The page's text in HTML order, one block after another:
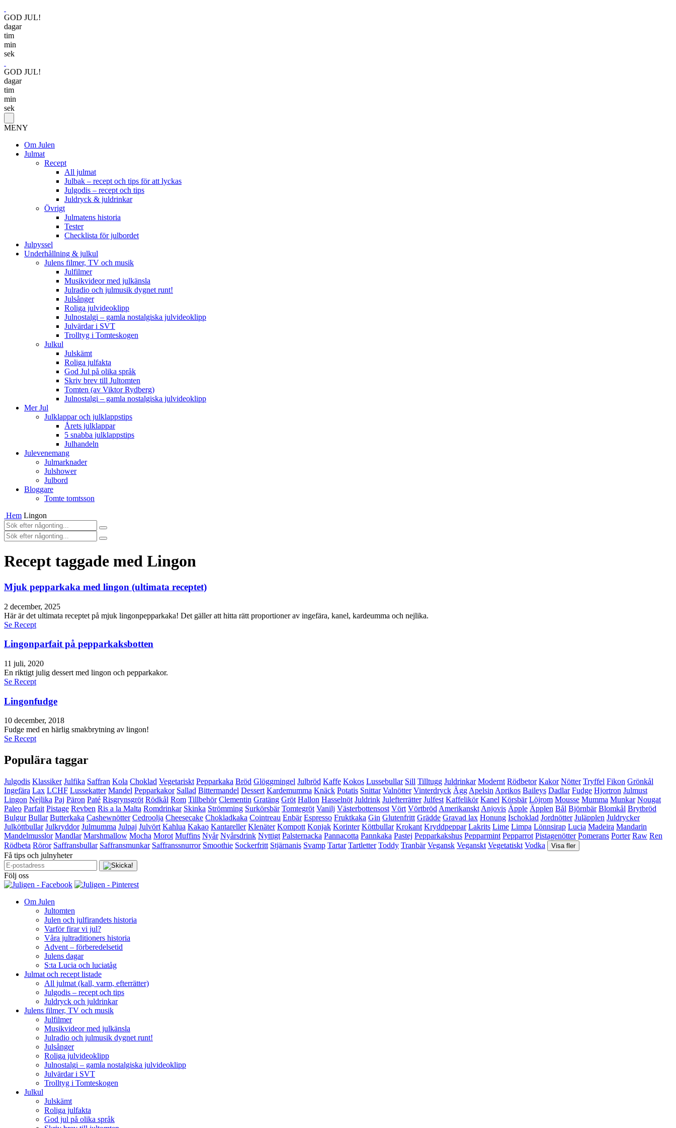
GOD JUL!
dagar
tim
min
sek
GOD JUL!
dagar
tim
min
sek
MENY
Om Julen
Julmat
Recept
All julmat
Julbak – recept och tips för att lyckas
Julgodis – recept och tips
Juldryck & juldrinkar
Övrigt
Julmatens historia
Tester
Checklista för julbordet
Julpyssel
Underhållning & julkul
Julens filmer, TV och musik
Julfilmer
Musikvideor med julkänsla
Julradio och julmusik dygnet runt!
Julsånger
Roliga julvideoklipp
Julnostalgi – gamla nostalgiska julvideoklipp
Julvärdar i SVT
Trolltyg i Tomteskogen
Julkul
Julskämt
Roliga julfakta
God Jul på olika språk
Skriv brev till Jultomten
Tomten (av Viktor Rydberg)
Julnostalgi – gamla nostalgiska julvideoklipp
Mer Jul
Julklappar och julklappstips
Årets julklappar
5 snabba julklappstips
Julhandeln
Julevenemang
Julmarknader
Julshower
Julbord
Bloggare
Tomte tomtsson
Hem Lingon
Recept taggade med Lingon
Mjuk pepparkaka med lingon (ultimata receptet)
2 december, 2025
Här är det ultimata receptet på mjuk lingonpepparkaka! Det gäller att hitta rätt proportioner av ingefära, kanel, kardeumma och nejlika.
Se Recept
Lingonparfait på pepparkaksbotten
11 juli, 2020
En riktigt julig dessert med lingon och pepparkakor.
Se Recept
Lingonfudge
10 december, 2018
Fudge med en härlig smakbrytning av lingon!
Se Recept
Populära taggar
Julgodis Klassiker Julfika Saffran Kola Choklad Vegetariskt Pepparkaka Bröd Glöggmingel Julbröd Kaffe Kokos Lussebullar Sill Tilltugg Juldrinkar Modernt Rödbetor Kakor Nötter Tryffel Fikon Grönkål
Ingefära Lax LCHF Lussekatter Mandel Pepparkakor Sallad Bittermandel Dessert Kardemumma Knäck Potatis Snittar Valnötter Vinterdryck Ägg Apelsin Aprikos Baileys Dadlar Fudge Hjortron Julmust
Lingon Nejlika Paj Päron Paté Risgrynsgröt Rödkål Rom Tillbehör Clementin Gratäng Gröt Hallon Hasselnöt Juldrink Julefterrätter Julfest Kaffelikör Kanel Körsbär Löjrom Mousse Mumma Munkar Nougat
Paleo Parfait Pistage Revben Ris a la Malta Romdrinkar Skinka Strömming Surkörsbär Tomtegröt Vanilj Västerbottensost Vört Vörtbröd Amerikanskt Anjovis Äpple Äpplen Bål Björnbär Blomkål Brytbröd
Bulgur Bullar Butterkaka Cashewnötter Cedroolja Cheesecake Chokladkaka Cointreau Enbär Espresso Fruktkaka Gin Glutenfritt Grädde Gravad lax Honung Ischoklad Jordnötter Juläpplen Juldrycker
Julköttbullar Julkryddor Julmumma Julpaj Julvört Kahlua Kakao Kantareller Klenäter Kompott Konjak Korinter Köttbullar Krokant Kryddpeppar Lakrits Lime Limpa Lönnsirap Lucia Madeira Mandarin
Mandelmusslor Mandlar Marshmallow Mocha Morot Muffins Nyår Nyårsdrink Nyttigt Palsternacka Pannacotta Pannkaka Pastej Pepparkakshus Pepparmint Pepparrot Pistagenötter Pomerans Porter Raw Ren
Rödbeta Röror Saffransbullar Saffransmunkar Saffranssnurror Smoothie Sockerfritt Stjärnanis Svamp Tartar Tartletter Toddy Tranbär Vegansk Veganskt Vegetatiskt Vodka Visa fler
Få tips och julnyheter
Följ oss
Om Julen
Jultomten
Julen och julfirandets historia
Varför firar vi jul?
Våra jultraditioners historia
Advent – förberedelsetid
Julens dagar
S:ta Lucia och luciatåg
Julmat och recept listade
All julmat (kall, varm, efterrätter)
Julgodis – recept och tips
Juldryck och juldrinkar
Julens filmer, TV och musik
Julfilmer
Musikvideor med julkänsla
Julradio och julmusik dygnet runt!
Julsånger
Roliga julvideoklipp
Julnostalgi – gamla nostalgiska julvideoklipp
Julvärdar i SVT
Trolltyg i Tomteskogen
Julkul
Julskämt
Roliga julfakta
God jul på olika språk